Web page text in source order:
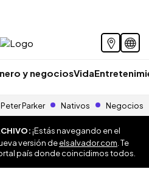
y negociosVida
Peter Parker Nativos Negocios
¡Estás navegando en el
versión deelsalvador.com . Te
país donde coincidimos todos.